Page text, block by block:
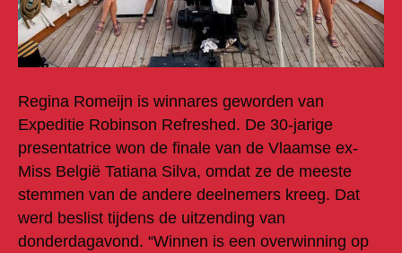
Regina Romeijn is winnares geworden van
Expeditie Robinson Refreshed. De 30-jarige
presentatrice won de finale van de Vlaamse ex-
Miss België Tatiana Silva, omdat ze de meeste
stemmen van de andere deelnemers kreeg. Dat
werd beslist tijdens de uitzending van
donderdagavond. “Winnen is een overwinning op